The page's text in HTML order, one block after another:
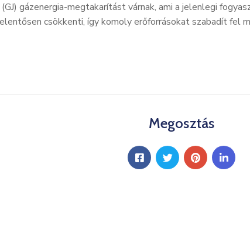
gázenergia-megtakarítást várnak, ami a jelenlegi
csökkenti, így komoly erőforrásokat szabadít fel
Megosztás